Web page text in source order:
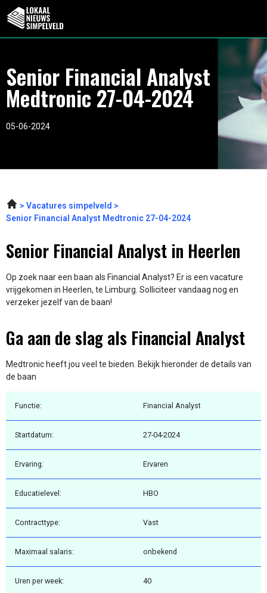
Senior Financial Analyst
Medtronic 27-04-2024
05-06-2024
Vacatures simpelveld
Senior Financial Analyst Medtronic 27-04-2024
Senior Financial Analyst in Heerlen
Op zoek naar een baan als Financial Analyst? Er is een vacature
vrijgekomen in Heerlen, te Limburg. Solliciteer vandaag nog en
verzeker jezelf van de baan!
Ga aan de slag als Financial Analyst
Medtronic heeft jou veel te bieden. Bekijk hieronder de details van
de baan
Functie: Financial Analyst
Startdatum: 27-04-2024
Ervaring: Ervaren
Educatielevel: HBO
Contracttype: Vast
Maximaal salaris: onbekend
Uren per week: 40